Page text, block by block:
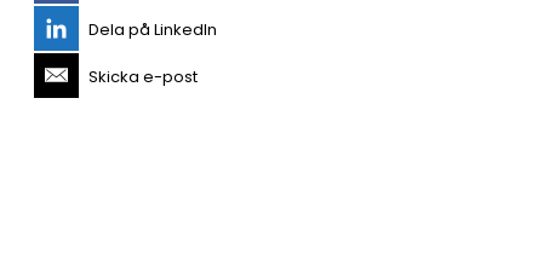
Dela på LinkedIn
Skicka e-post